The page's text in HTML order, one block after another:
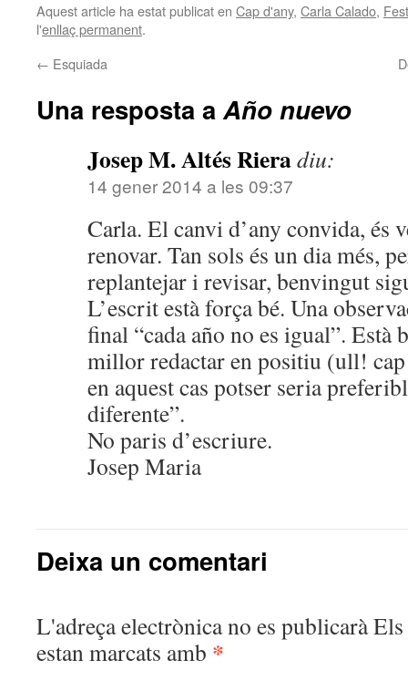
Aquest article ha estat publicat en Cap d'any, Carla Calado,
l'enllaç permanent.
← Esquiada
Una resposta aAño nuevo
Josep M. Altés Rieradiu:
14 gener 2014 a les 09:37
Carla. El canvi d’any convida, és
renovar. Tan sols és un dia més,
replantejar i revisar, benvingut
L’escrit està força bé. Una
final “cada año no es igual”. Està
millor redactar en positiu (ull!
en aquest cas potser seria
diferente”.
No paris d’escriure.
Josep Maria
Deixa un comentari
L'adreça electrònica no es publicaràEls
estan marcats amb *